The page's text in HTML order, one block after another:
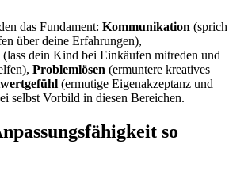
das Fundament: Kommunikation (sprich
über deine Erfahrungen),
(lass dein Kind bei Einkäufen mitreden und
Problemlösen (ermuntere kreatives
(ermutige Eigenakzeptanz und
selbst Vorbild in diesen Bereichen.
so